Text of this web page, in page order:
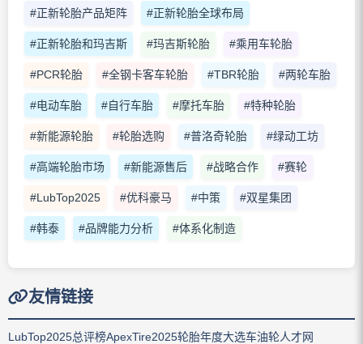
#正新轮胎产品矩阵 #正新轮胎全球布局
#正新轮胎和玛吉斯 #玛吉斯轮胎 #乘用车轮胎
#PCR轮胎 #全钢卡客车轮胎 #TBR轮胎 #两轮车胎
#电动车胎 #自行车胎 #摩托车胎 #特种轮胎
#新能源轮胎 #轮胎选购 #普洛奇轮胎 #绿动工坊
#高端轮胎市场 #新能源售后 #战略合作 #赛轮
#LubTop2025 #优科豪马 #中策 #双星集团
#韩泰 #品牌能力分析 #体系化制造
友情链接
LubTop2025总评榜ApexTire2025轮胎年度大选车油轮人才网